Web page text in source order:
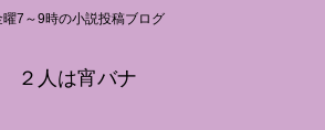
曜7～9時の小説投稿ブログ
２人は宵バナ